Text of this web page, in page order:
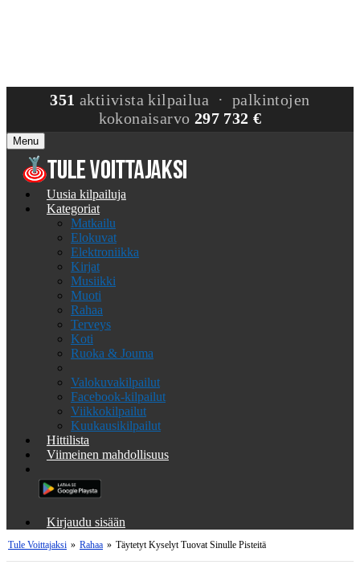
351 aktiivista kilpailua · palkintojen
kokonaisarvo 297 732 €
Menu
Uusia kilpailuja
Kategoriat
Matkailu
Elokuvat
Elektroniikka
Kirjat
Musiikki
Muoti
Rahaa
Terveys
Koti
Ruoka & Jouma
Valokuvakilpailut
Facebook-kilpailut
Viikkokilpailut
Kuukausikilpailut
Hittilista
Viimeinen mahdollisuus
Kirjaudu sisään
Tule Voittajaksi » Rahaa » Täytetyt Kyselyt Tuovat Sinulle Pisteitä